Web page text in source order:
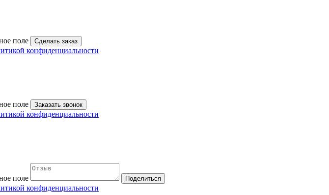
поле Сделать заказ
конфиденциальности
поле Заказать звонок
конфиденциальности
поле Поделиться
конфиденциальности